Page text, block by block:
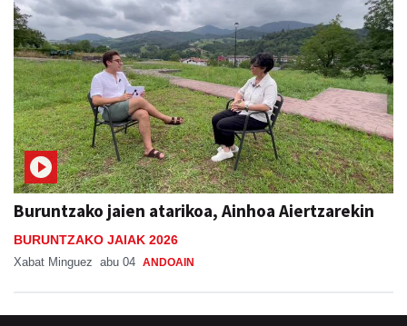
Buruntzako jaien atarikoa, Ainhoa Aiertzarekin
BURUNTZAKO JAIAK 2026
Xabat Minguez abu 04 ANDOAIN